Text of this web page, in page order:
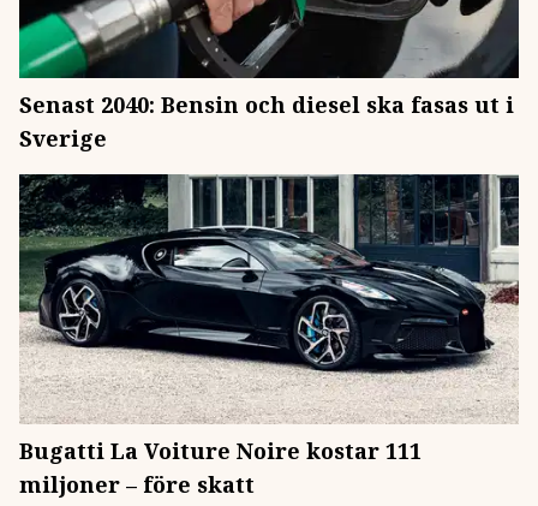
Senast 2040: Bensin och diesel ska fasas ut i
Sverige
Bugatti La Voiture Noire kostar 111
miljoner – före skatt